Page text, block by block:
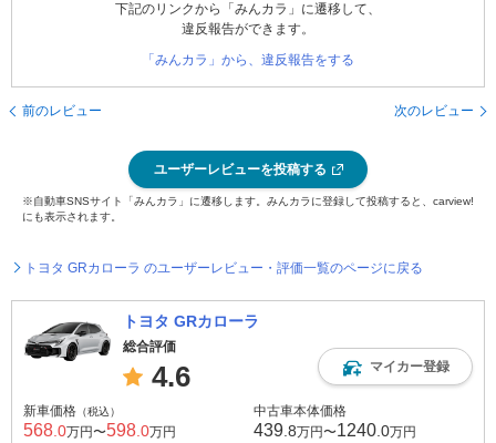
下記のリンクから「みんカラ」に遷移して、
違反報告ができます。
「みんカラ」から、違反報告をする
前のレビュー 次のレビュー
ユーザーレビューを投稿する
※自動車SNSサイト「みんカラ」に遷移します。みんカラに登録して投稿すると、carview!
にも表示されます。
トヨタ GRカローラ のユーザーレビュー・評価一覧のページに戻る
トヨタ GRカローラ
総合評価
4.6 マイカー登録
新車価格 （税込）
568.0万円〜598.0万円
中古車本体価格
439.8万円〜1240.0万円